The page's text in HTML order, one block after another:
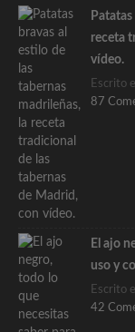
receta
vídeo.
Escrito
87
El ajo
uso y
Escrito
42